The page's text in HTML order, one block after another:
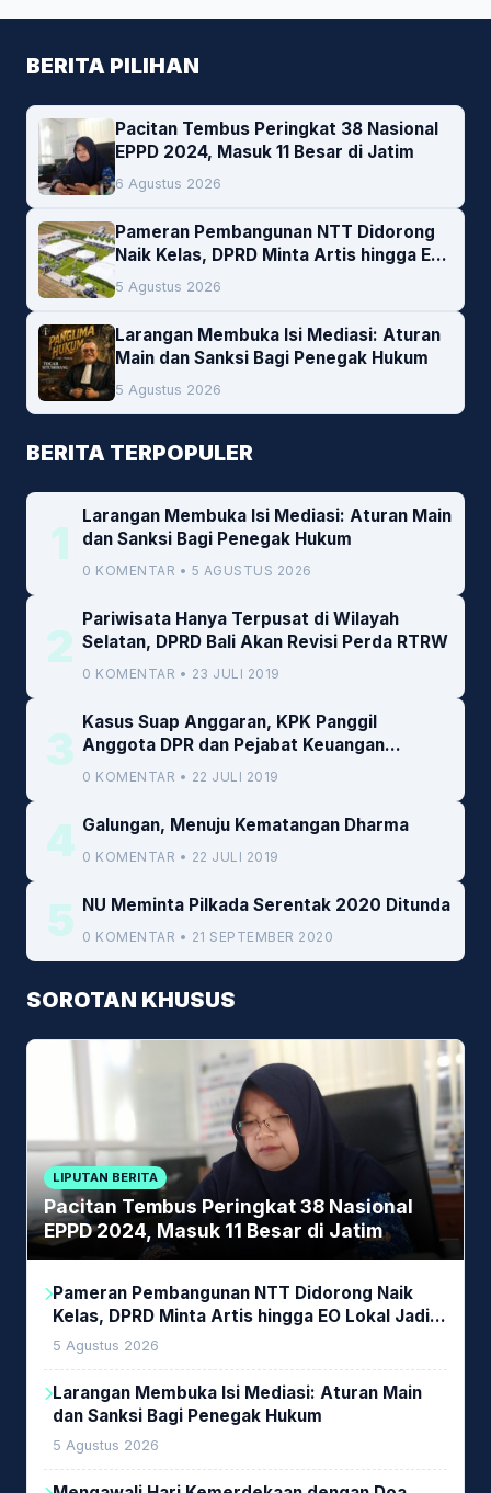
BERITA PILIHAN
Pacitan Tembus Peringkat 38 Nasional
EPPD 2024, Masuk 11 Besar di Jatim
6 Agustus 2026
Pameran Pembangunan NTT Didorong
Naik Kelas, DPRD Minta Artis hingga EO
Lokal Jadi Prioritas
5 Agustus 2026
Larangan Membuka Isi Mediasi: Aturan
Main dan Sanksi Bagi Penegak Hukum
5 Agustus 2026
BERITA TERPOPULER
1
Larangan Membuka Isi Mediasi: Aturan Main
dan Sanksi Bagi Penegak Hukum
0 KOMENTAR • 5 AGUSTUS 2026
2
Pariwisata Hanya Terpusat di Wilayah
Selatan, DPRD Bali Akan Revisi Perda RTRW
0 KOMENTAR • 23 JULI 2019
3
Kasus Suap Anggaran, KPK Panggil
Anggota DPR dan Pejabat Keuangan
Kemenkeu
0 KOMENTAR • 22 JULI 2019
4 Galungan, Menuju Kematangan Dharma
0 KOMENTAR • 22 JULI 2019
5 NU Meminta Pilkada Serentak 2020 Ditunda
0 KOMENTAR • 21 SEPTEMBER 2020
SOROTAN KHUSUS
LIPUTAN BERITA
Pacitan Tembus Peringkat 38 Nasional
EPPD 2024, Masuk 11 Besar di Jatim
Pameran Pembangunan NTT Didorong Naik
Kelas, DPRD Minta Artis hingga EO Lokal Jadi
Prioritas
5 Agustus 2026
Larangan Membuka Isi Mediasi: Aturan Main
dan Sanksi Bagi Penegak Hukum
5 Agustus 2026